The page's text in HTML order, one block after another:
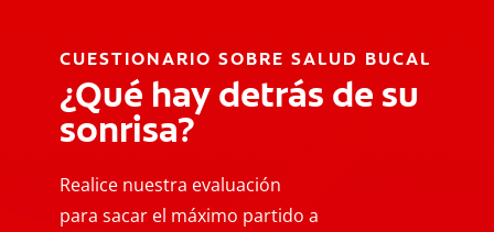
CUESTIONARIO SOBRE SALUD BUCAL
¿Qué hay detrás de su
sonrisa?
Realice nuestra evaluación
para sacar el máximo partido a